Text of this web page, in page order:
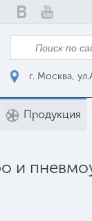
г. Москва,
Продукция
и